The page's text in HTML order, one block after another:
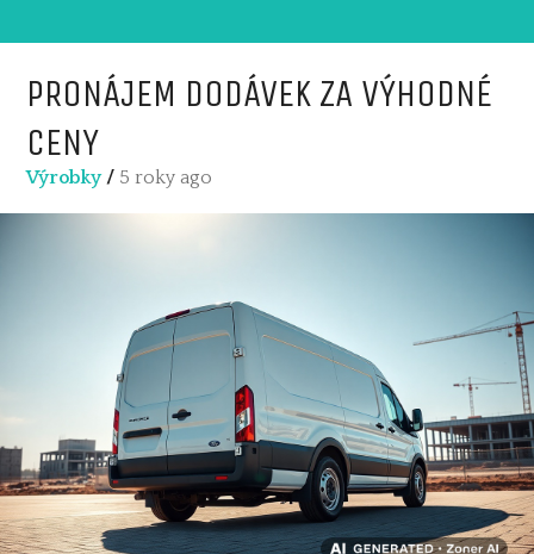
PRONÁJEM DODÁVEK ZA VÝHODNÉ
CENY
Výrobky/ 5 roky ago